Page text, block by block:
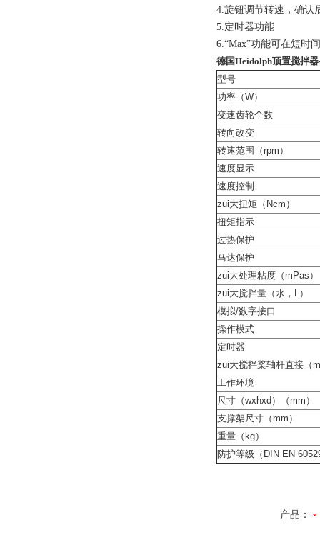
4.旋钮调节转速，确认
5.定时器功能
6.“Max”功能可在短时
德国Heidolph顶置搅拌
型号
功率（W）
变速齿轮个数
转向改变
转速范围（rpm）
速度显示
速度控制
zui大扭矩（Ncm）
扭矩指示
过热保护
马达保护
zui大处理粘度（mPas）
zui大搅拌量（水，L）
模拟/数字接口
操作模式
定时器
zui大搅拌桨轴杆直接（
工作环境
尺寸（wxhxd）（mm）
支撑架尺寸（mm）
重量（kg）
防护等级（DIN EN
产品：